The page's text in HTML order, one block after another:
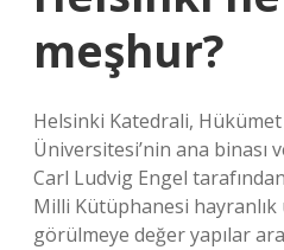
meşhur?
Helsinki Katedrali, Hükümet
Üniversitesi’nin ana binası
Carl Ludvig Engel
Milli Kütüphanesi hayranlık
görülmeye değer yapılar